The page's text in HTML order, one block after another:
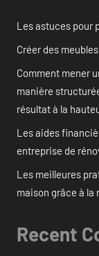
Les astuces pour
Créer des
Comment mener
manière
résultat à la
Les aides
entreprise de
Les meilleures
maison grâce à la
Recent